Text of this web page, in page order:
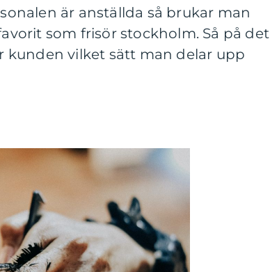
är anställda så brukar man
som frisör stockholm. Så på det
kunden vilket sätt man delar upp